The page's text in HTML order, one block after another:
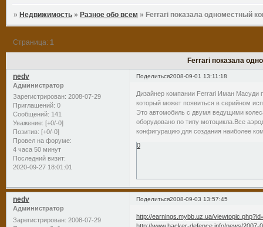
»Недвижимость »Разное обо всем »Ferrari показала одноместный
Ferrari показала
Страница: 1
Поделиться2008-09-01 13:11:18
nedv
Администратор
Зарегистрирован: 2008-07-29
Приглашений: 0
Сообщений: 141
Уважение: [+0/-0]
Позитив: [+0/-0]
Провел на форуме:
4 часа 50 минут
Последний визит:
2020-09-27 18:01:01
Дизайнер компании Ferrari Иман Масуди
который может появиться в серийном
Это автомобиль с двумя ведущими
оборудовано по типу мотоцикла.Все
конфигурацию для создания наиболее
0
Поделиться2008-09-03 13:57:45
nedv
Администратор
Зарегистрирован: 2008-07-29
http://earnings.mybb.uz.ua/